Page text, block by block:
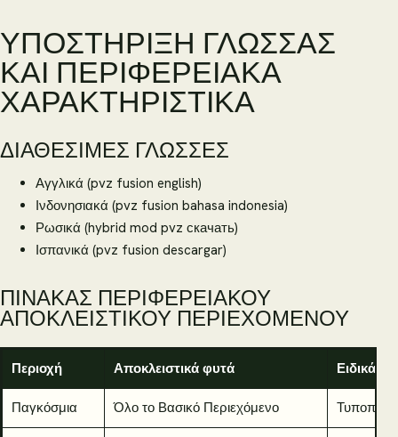
ΥΠΟΣΤΉΡΙΞΗ ΓΛΏΣΣΑΣ
ΚΑΙ ΠΕΡΙΦΕΡΕΙΑΚΆ
ΧΑΡΑΚΤΗΡΙΣΤΙΚΆ
ΔΙΑΘΈΣΙΜΕΣ ΓΛΏΣΣΕΣ
Αγγλικά (pvz fusion english)
Ινδονησιακά (pvz fusion bahasa indonesia)
Ρωσικά (hybrid mod pvz скачать)
Ισπανικά (pvz fusion descargar)
ΠΊΝΑΚΑΣ ΠΕΡΙΦΕΡΕΙΑΚΟΎ
ΑΠΟΚΛΕΙΣΤΙΚΟΎ ΠΕΡΙΕΧΟΜΈΝΟΥ
Περιοχή Αποκλειστικά φυτά Ειδικά
Παγκόσμια Όλο το Βασικό Περιεχόμενο